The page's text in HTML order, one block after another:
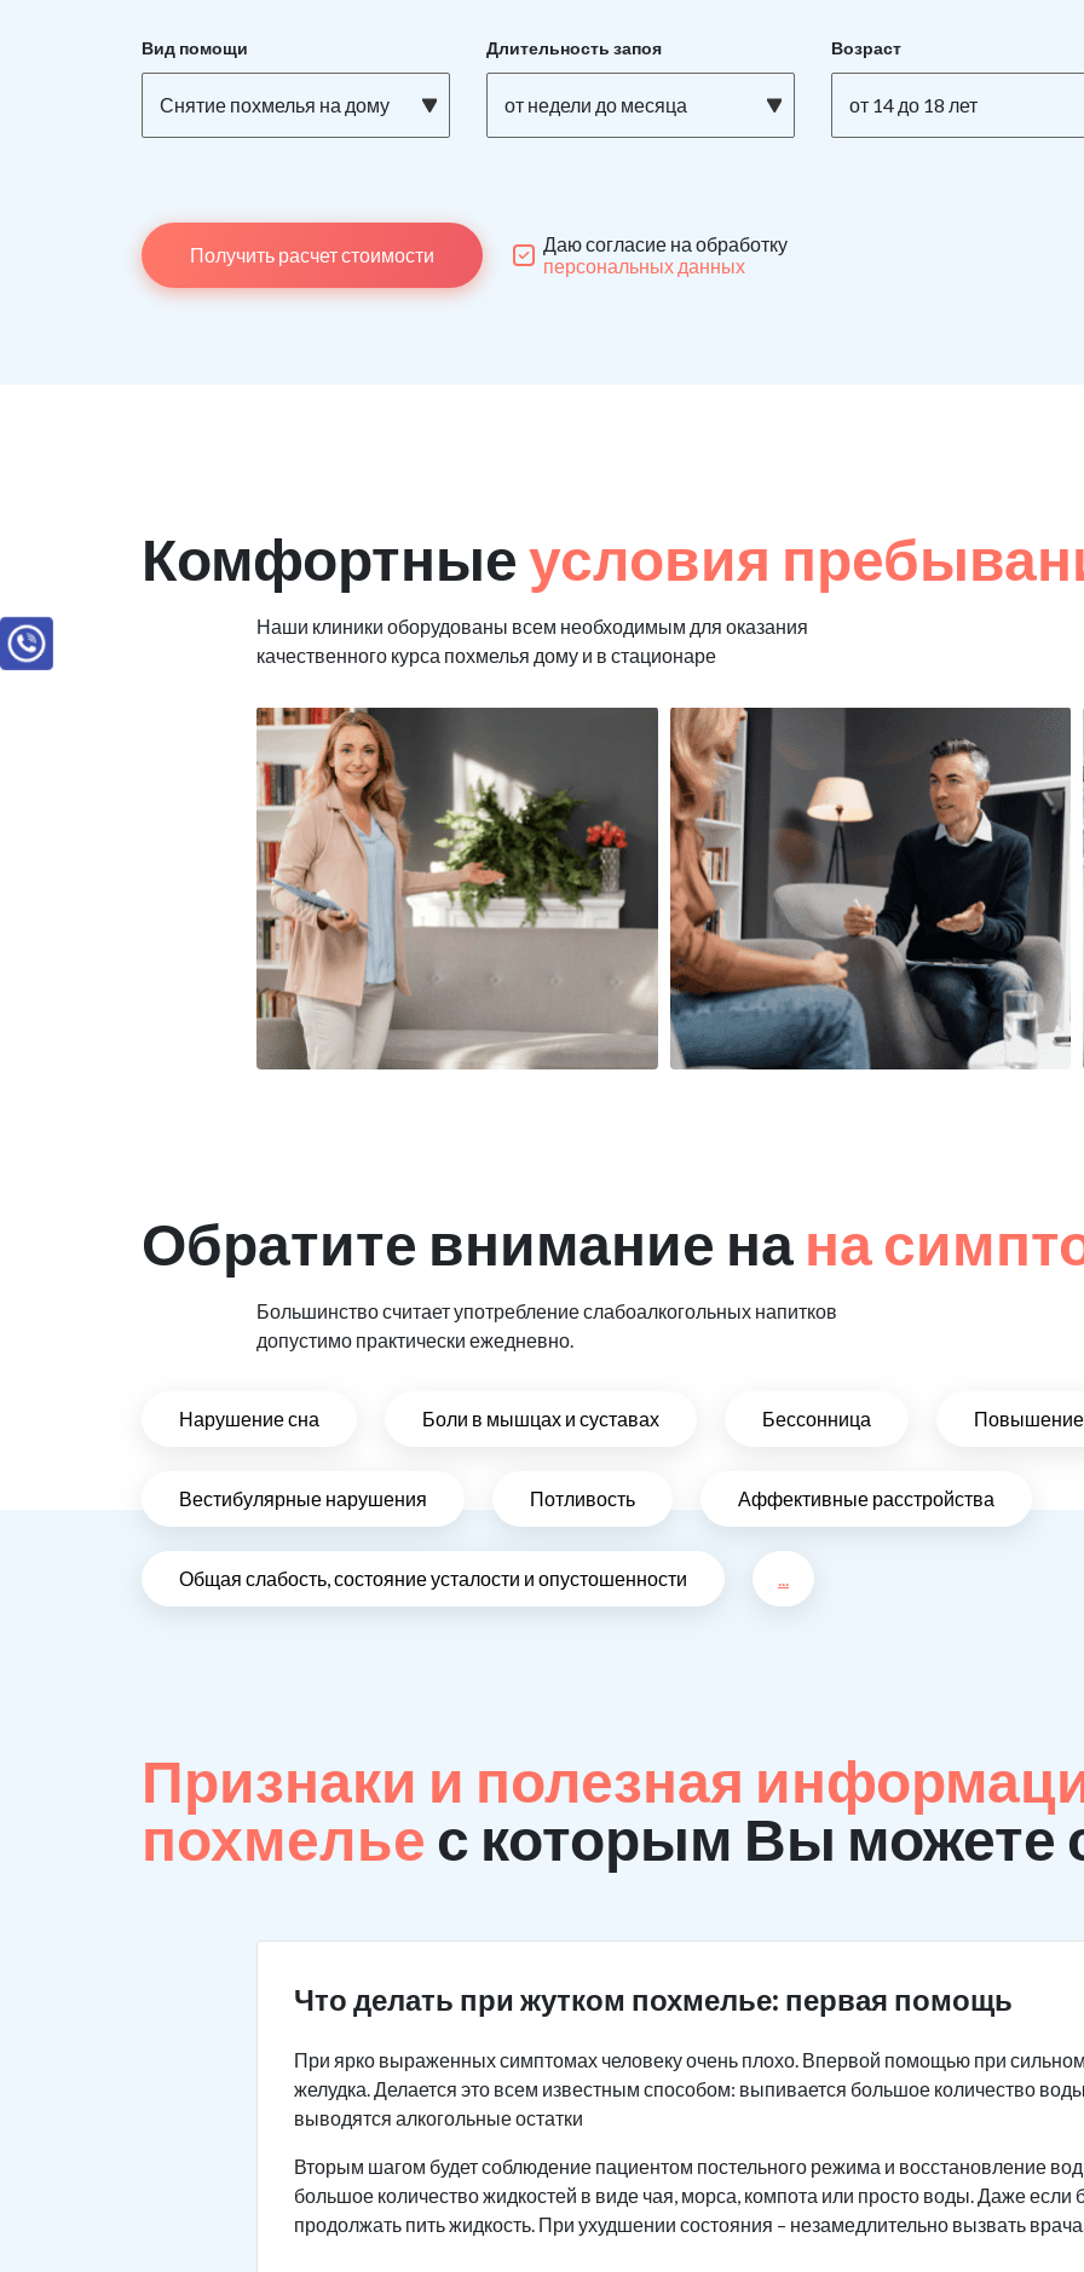
Вид помощи
Снятие похмелья на дому
Длительность запоя
от недели до месяца
Возраст
от 14 до 18 лет
Получить расчет стоимости
Даю согласие на обработку
персональных данных
Комфортныеусловия
Наши клиники оборудованы всем необходимым для оказания
качественного курса похмелья дому и в стационаре
Обратите внимание на на
Большинство считает употребление слабоалкогольных напитков
допустимо практически ежедневно.
Нарушение сна Боли в мышцах и суставах Бессонница Повышение
Вестибулярные нарушения Потливость Аффективные расстройства
Общая слабость, состояние усталости и опустошенности ...
Признаки и полезная
похмелье с которым Вы можете
Что делать при жутком похмелье: первая помощь
При ярко выраженных симптомах человеку очень плохо. Впервой помощью при
желудка. Делается это всем известным способом: выпивается большое количество
выводятся алкогольные остатки
Вторым шагом будет соблюдение пациентом постельного режима и восстановление
большое количество жидкостей в виде чая, морса, компота или просто воды. Даже если
продолжать пить жидкость. При ухудшении состояния – незамедлительно вызвать